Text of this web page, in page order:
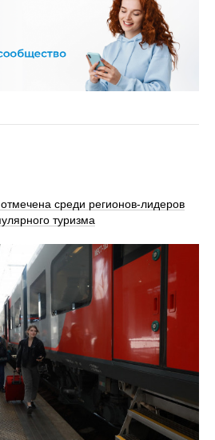
среди регионов-лидеров
туризма